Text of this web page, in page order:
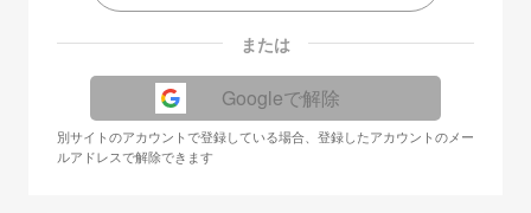
または
Googleで解除
別サイトのアカウントで登録している場合、登録したアカウントのメー
ルアドレスで解除できます